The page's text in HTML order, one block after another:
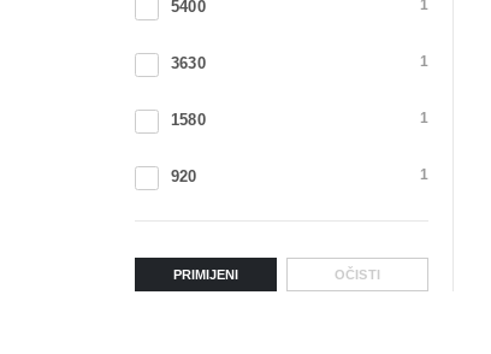
5400 1
3630 1
1580 1
920 1
PRIMIJENI OČISTI